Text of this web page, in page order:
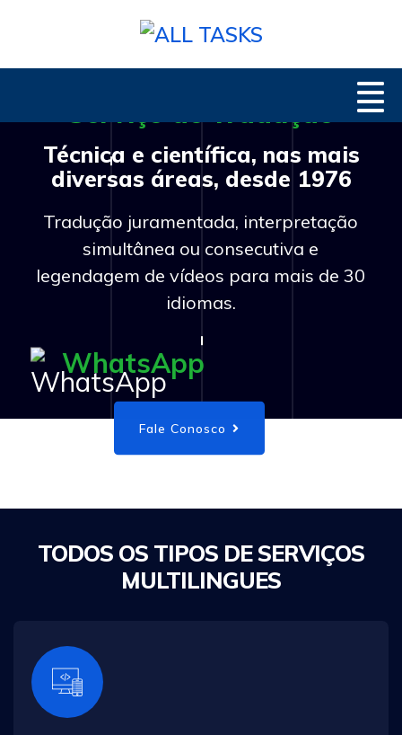
Serviço de Tradução
Técnica e científica, nas mais
diversas áreas, desde 1976
Tradução juramentada, interpretação
simultânea ou consecutiva e
legendagem de vídeos para mais de 30
idiomas.
WhatsApp
Fale Conosco
TODOS OS TIPOS DE SERVIÇOS
MULTILINGUES